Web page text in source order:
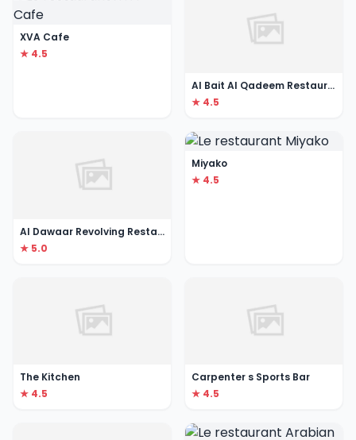
XVA Cafe
★ 4.5
Al Bait Al Qadeem Restaurant and Cafe
★ 4.5
Al Dawaar Revolving Restaurant
★ 5.0
Miyako
★ 4.5
The Kitchen
★ 4.5
Carpenter s Sports Bar
★ 4.5